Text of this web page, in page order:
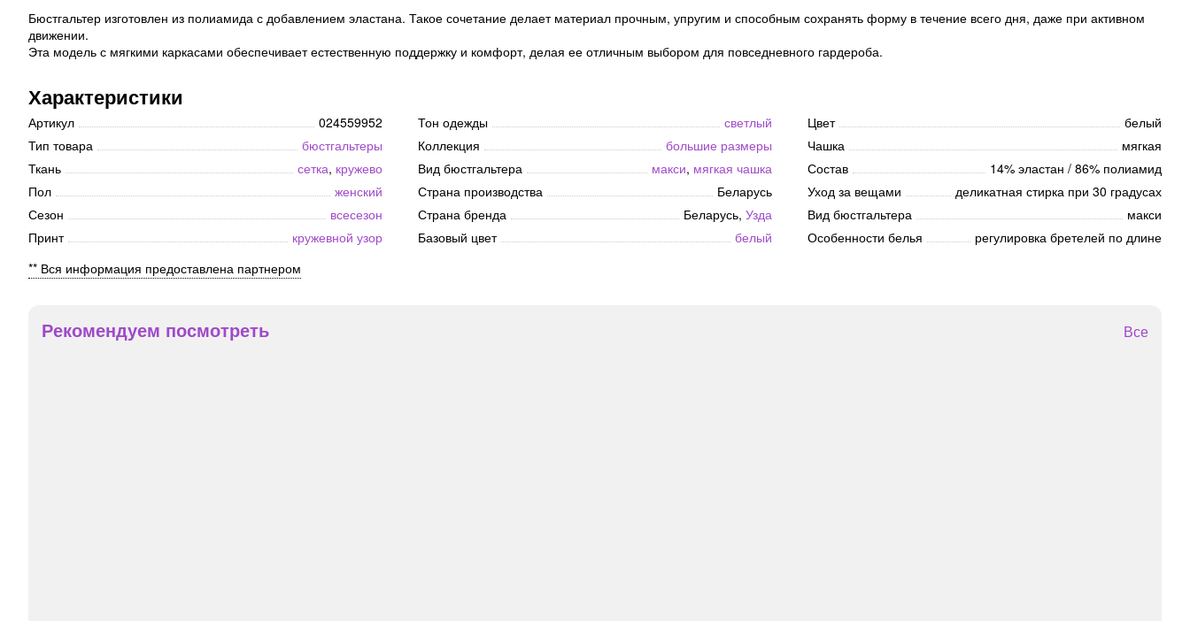
Бюстгальтер изготовлен из полиамида с добавлением эластана. Такое сочетание делает материал прочным, упругим и способным сохранять форму в течение всего дня, даже при активном
движении.
Эта модель с мягкими каркасами обеспечивает естественную поддержку и комфорт, делая ее отличным выбором для повседневного гардероба.
Характеристики
Артикул
024559952
Тип товара
бюстгальтеры
Ткань
сетка, кружево
Пол
женский
Сезон
всесезон
Принт
кружевной узор
Тон одежды
светлый
Коллекция
большие размеры
Вид бюстгальтера
макси, мягкая чашка
Страна производства
Беларусь
Страна бренда
Беларусь, Узда
Базовый цвет
белый
Цвет
белый
Чашка
мягкая
Состав
14% эластан / 86% полиамид
Уход за вещами
деликатная стирка при 30 градусах
Вид бюстгальтера
макси
Особенности белья
регулировка бретелей по длине
** Вся информация предоставлена партнером
Рекомендуем посмотреть Все